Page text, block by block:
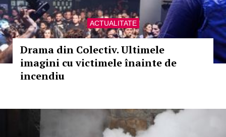
ACTUALITATE
Drama din Colectiv. Ultimele
imagini cu victimele înainte de
incendiu